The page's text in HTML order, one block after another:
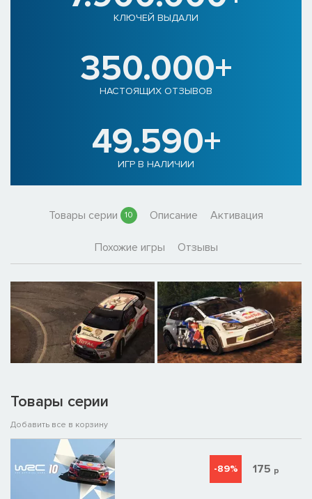
КЛЮЧЕЙ ВЫДАЛИ
350.000+
НАСТОЯЩИХ ОТЗЫВОВ
49.590+
ИГР В НАЛИЧИИ
Товары серии 10 Описание Активация
Похожие игры Отзывы
Товары серии
Добавить все в корзину
-89% 175 р